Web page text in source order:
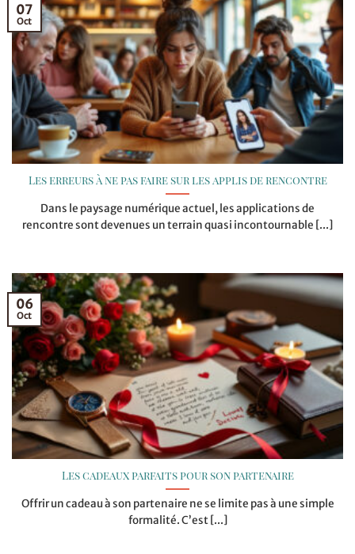
Les erreurs à ne pas faire sur les applis de rencontre
Dans le paysage numérique actuel, les applications de
rencontre sont devenues un terrain quasi incontournable [...]
07
Oct
Les cadeaux parfaits pour son partenaire
Offrir un cadeau à son partenaire ne se limite pas à une simple
formalité. C’est [...]
06
Oct